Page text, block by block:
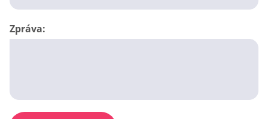
Zpráva: